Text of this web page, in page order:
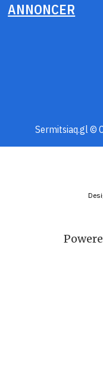
ANNONCER
Sermitsiaq.gl ©